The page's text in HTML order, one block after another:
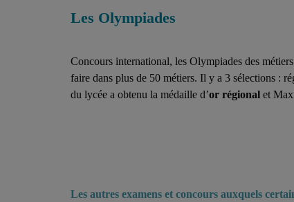
Les Olympiades
Concours international, les Olympiades des
faire dans plus de 50 métiers. Il y a 3 sélections :
du lycée a obtenu la médaille d’or régional et
Les autres examens et concours auxquels